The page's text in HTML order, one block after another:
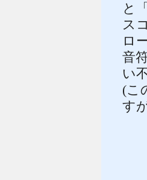
と
ス
ロ
音
い
(こ
す